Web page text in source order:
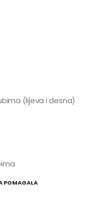
(lijeva i desna)
POMAGALA